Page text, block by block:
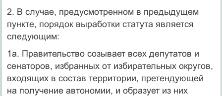
2. В случае, предусмотренном в предыдущем
пункте, порядок выработки статута является
следующим:
1а. Правительство созывает всех депутатов и
сенаторов, избранных от избирательных округов,
входящих в состав территории, претендующей
на получение автономии, и образует из них